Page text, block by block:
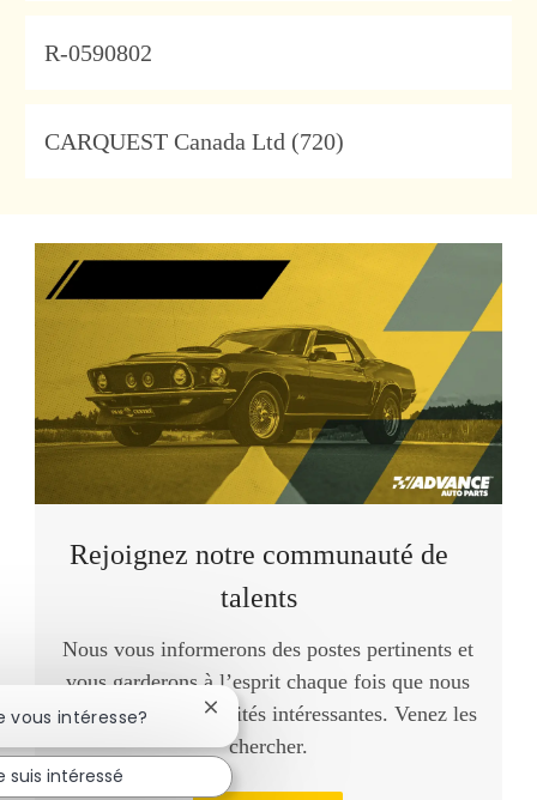
JobId
R-0590802
Company
CARQUEST Canada Ltd (720)
Rejoignez notre communauté de
talents
Nous vous informerons des postes pertinents et
vous garderons à l’esprit chaque fois que nous
aurons des opportunités intéressantes. Venez les
chercher.
vous intéresse? Fermer la notification du chatbot
suis intéressé